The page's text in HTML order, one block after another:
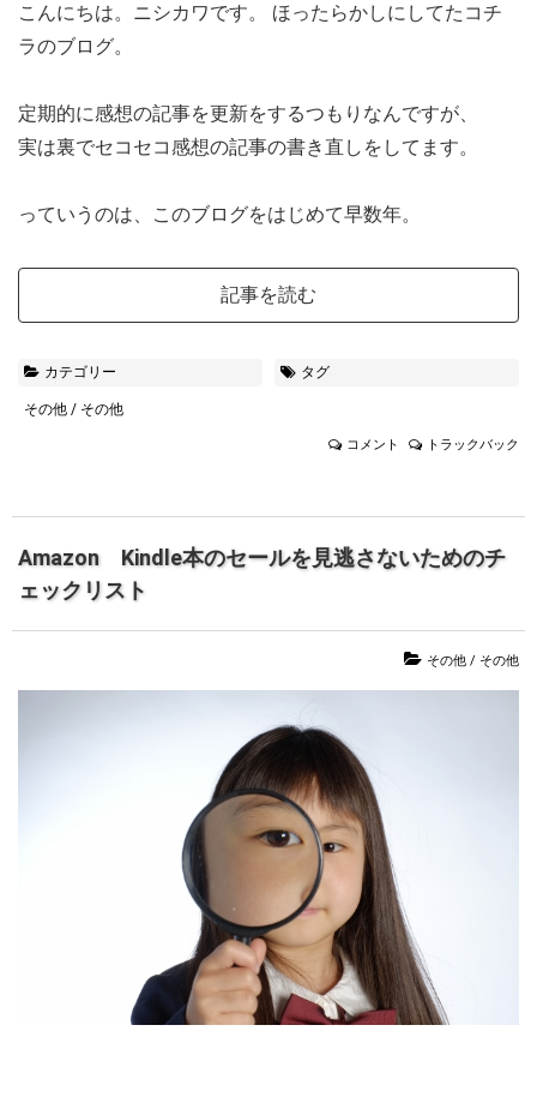
こんにちは。ニシカワです。
ほったらかしにしてたコチ
ラのブログ。
定期的に感想の記事を更新をするつもりなんですが、
実は裏でセコセコ感想の記事の書き直しをしてます。
っていうのは、このブログをはじめて早数年。
記事を読む
カテゴリー
その他 / その他
タグ
コメント トラックバック
Amazon Kindle本のセールを見逃さないためのチ
ェックリスト
その他 / その他